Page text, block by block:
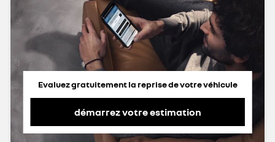
Evaluez gratuitement la reprise de votre véhicule
démarrez votre estimation